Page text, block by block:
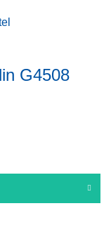
G4508